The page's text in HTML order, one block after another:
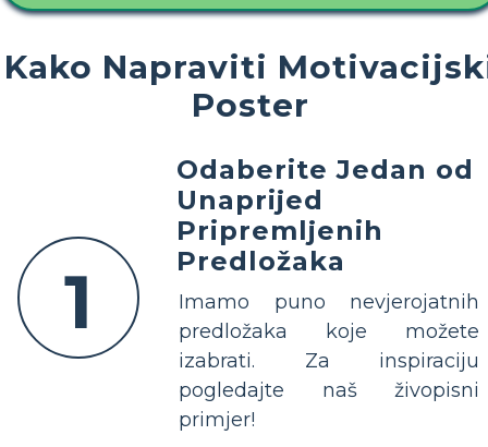
Kako Napraviti
Poster
1
Odaberite Jedan od
Unaprijed
Pripremljenih
Predložaka
Imamo puno nevjerojatnih
predložaka koje možete
izabrati. Za inspiraciju
pogledajte naš živopisni
primjer!